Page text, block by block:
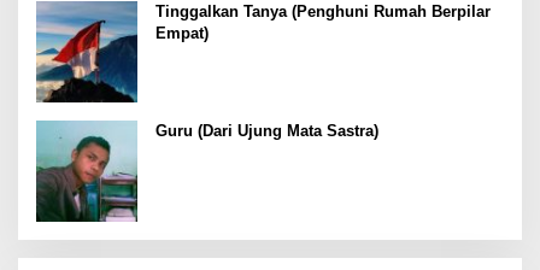
Tinggalkan Tanya (Penghuni Rumah Berpilar
Empat)
Guru (Dari Ujung Mata Sastra)